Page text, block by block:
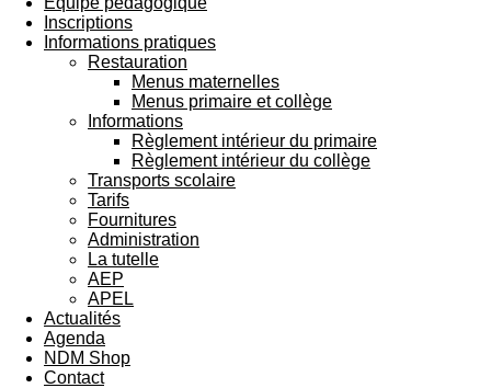
Inscriptions
Informations pratiques
Restauration
Menus maternelles
Menus primaire et collège
Informations
Règlement intérieur du primaire
Règlement intérieur du collège
Transports scolaire
Tarifs
Fournitures
Administration
La tutelle
AEP
APEL
Actualités
Agenda
NDM Shop
Contact